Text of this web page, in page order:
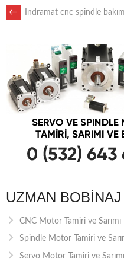
POST
← Indramat cnc spindle
UZMAN
CNC Motor Tamiri ve Sarımı
Spindle Motor Tamiri ve
Servo Motor Tamiri ve Sarımı